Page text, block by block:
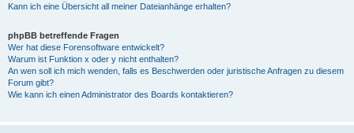
Kann ich eine Übersicht all meiner Dateianhänge erhalten?
phpBB betreffende Fragen
Wer hat diese Forensoftware entwickelt?
Warum ist Funktion x oder y nicht enthalten?
An wen soll ich mich wenden, falls es Beschwerden oder juristische Anfragen zu diesem
Forum gibt?
Wie kann ich einen Administrator des Boards kontaktieren?